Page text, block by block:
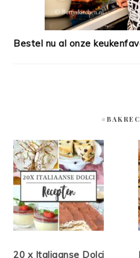
Bestel nu al onze
20 x Italiaanse Dolci